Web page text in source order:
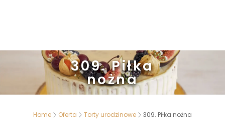
309. Piłka
nożna
Home Oferta Torty urodzinowe 309. Piłka nożna